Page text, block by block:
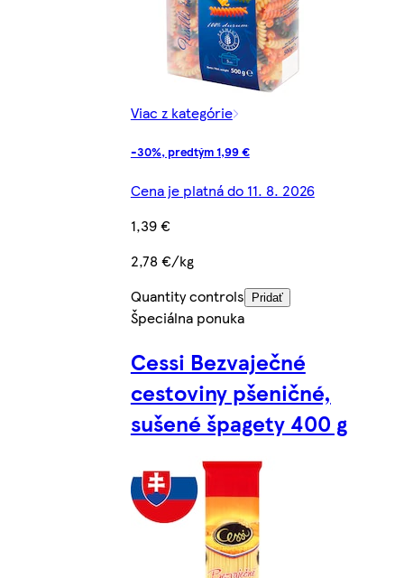
Viac z kategórie
-30%, predtým 1,99 €
Cena je platná do 11. 8. 2026
1,39 €
2,78 €/kg
Quantity controls
Pridať
Špeciálna ponuka
Cessi Bezvaječné
cestoviny pšeničné,
sušené špagety 400 g